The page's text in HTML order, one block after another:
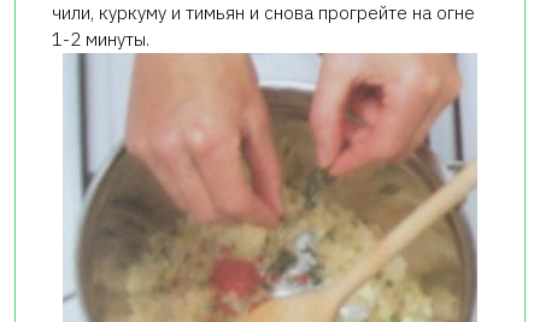
чили, куркуму и тимьян и снова прогрейте на огне
1-2 минуты.